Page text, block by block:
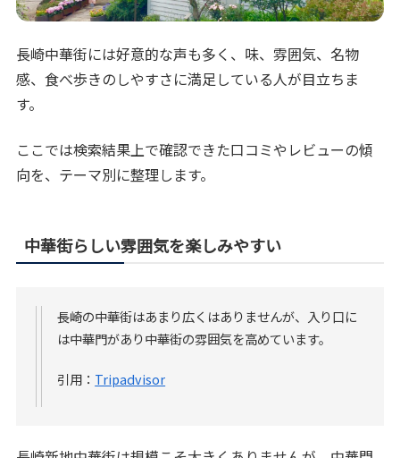
長崎中華街には好意的な声も多く、味、雰囲気、名物
感、食べ歩きのしやすさに満足している人が目立ちま
す。
ここでは検索結果上で確認できた口コミやレビューの傾
向を、テーマ別に整理します。
中華街らしい雰囲気を楽しみやすい
長崎の中華街はあまり広くはありませんが、入り口に
は中華門があり中華街の雰囲気を高めています。
引用： Tripadvisor